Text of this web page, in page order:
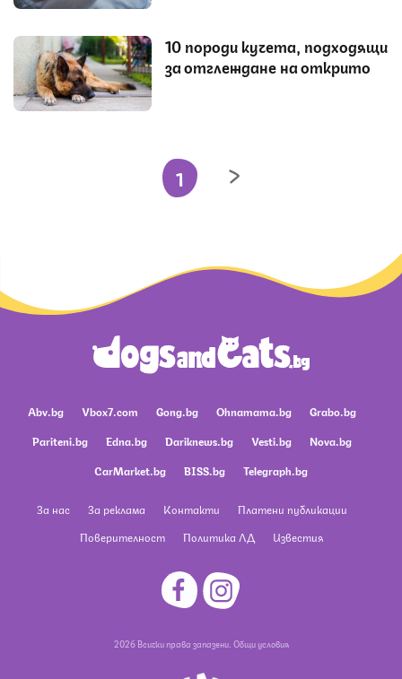
10 породи кучета, подходящи
за отглеждане на открито
1
Abv.bg Vbox7.com Gong.bg Ohnamama.bg
Grabo.bg
Pariteni.bg
Edna.bg Dariknews.bg Vesti.bg
Nova.bg
CarMarket.bg
BISS.bg Telegraph.bg
За нас За реклама Контакти
Платени публикации
Поверителност
Политика ЛД Известия
2026 Всички права запазени. Общи условия